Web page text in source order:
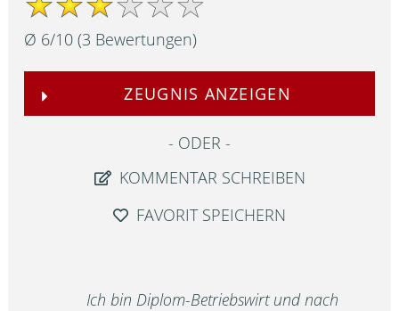
Ø 6/10 (3 Bewertungen)
ZEUGNIS ANZEIGEN
ODER
KOMMENTAR SCHREIBEN
FAVORIT SPEICHERN
Ich bin Diplom-Betriebswirt und nach